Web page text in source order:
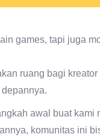
games, tapi juga
ruang bagi
awal buat kami
komunitas ini